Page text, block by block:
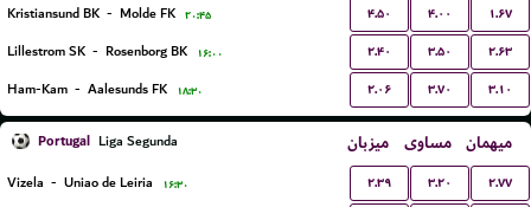
Kristiansund BK - Molde FK ۲۰:۴۵ ۴.۵۰ ۴.۰۰ ۱.۶۷
Lillestrom SK - Rosenborg BK ۱۶:۰۰ ۲.۴۰ ۳.۵۰ ۲.۶۳
Ham-Kam - Aalesunds FK ۱۸:۳۰ ۲.۰۶ ۳.۷۰ ۳.۱۰
Portugal Liga Segunda میزبان مساوی میهمان
Vizela - Uniao de Leiria ۱۶:۳۰ ۲.۳۹ ۳.۲۰ ۲.۷۷